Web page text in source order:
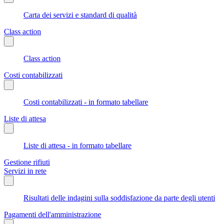
Carta dei servizi e standard di qualità
Class action
Class action
Costi contabilizzati
Costi contabilizzati - in formato tabellare
Liste di attesa
Liste di attesa - in formato tabellare
Gestione rifiuti
Servizi in rete
Risultati delle indagini sulla soddisfazione da parte degli utenti
Pagamenti dell'amministrazione